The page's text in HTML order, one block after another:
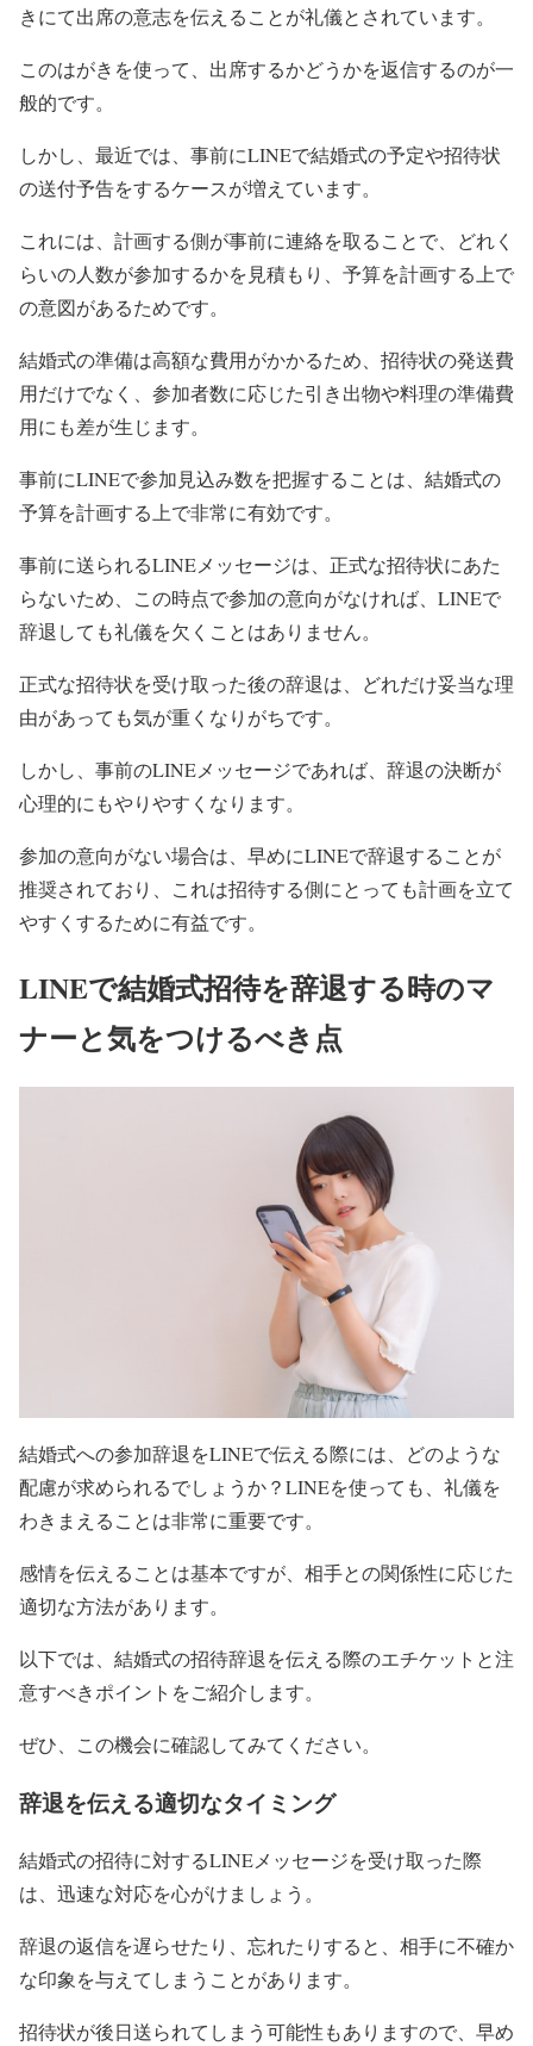
きにて出席の意志を伝えることが礼儀とされています。
このはがきを使って、出席するかどうかを返信するのが一
般的です。
しかし、最近では、事前にLINEで結婚式の予定や招待状
の送付予告をするケースが増えています。
これには、計画する側が事前に連絡を取ることで、どれく
らいの人数が参加するかを見積もり、予算を計画する上で
の意図があるためです。
結婚式の準備は高額な費用がかかるため、招待状の発送費
用だけでなく、参加者数に応じた引き出物や料理の準備費
用にも差が生じます。
事前にLINEで参加見込み数を把握することは、結婚式の
予算を計画する上で非常に有効です。
事前に送られるLINEメッセージは、正式な招待状にあた
らないため、この時点で参加の意向がなければ、LINEで
辞退しても礼儀を欠くことはありません。
正式な招待状を受け取った後の辞退は、どれだけ妥当な理
由があっても気が重くなりがちです。
しかし、事前のLINEメッセージであれば、辞退の決断が
心理的にもやりやすくなります。
参加の意向がない場合は、早めにLINEで辞退することが
推奨されており、これは招待する側にとっても計画を立て
やすくするために有益です。
LINEで結婚式招待を辞退する時のマ
ナーと気をつけるべき点
結婚式への参加辞退をLINEで伝える際には、どのような
配慮が求められるでしょうか？LINEを使っても、礼儀を
わきまえることは非常に重要です。
感情を伝えることは基本ですが、相手との関係性に応じた
適切な方法があります。
以下では、結婚式の招待辞退を伝える際のエチケットと注
意すべきポイントをご紹介します。
ぜひ、この機会に確認してみてください。
辞退を伝える適切なタイミング
結婚式の招待に対するLINEメッセージを受け取った際
は、迅速な対応を心がけましょう。
辞退の返信を遅らせたり、忘れたりすると、相手に不確か
な印象を与えてしまうことがあります。
招待状が後日送られてしまう可能性もありますので、早め